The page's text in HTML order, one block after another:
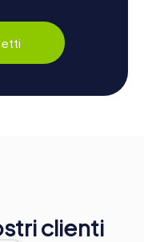
clienti